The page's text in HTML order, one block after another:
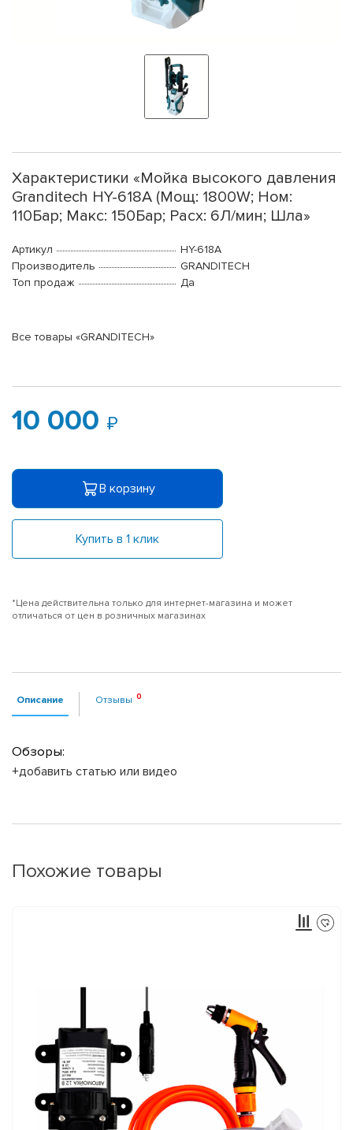
Характеристики «Мойка высокого давления
Granditech HY-618A (Мощ: 1800W; Ном:
110Бар; Макс: 150Бар; Расх: 6Л/мин; Шла»
Артикул
HY-618A
Производитель
GRANDITECH
Топ продаж
Да
Все товары «GRANDITECH»
10 000
В корзину
Купить в 1 клик
*Цена действительна только для интернет-магазина и может
отличаться от цен в розничных магазинах
Описание Отзывы
Обзоры:
+добавить статью или видео
Похожие товары